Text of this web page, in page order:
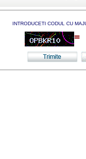
INTRODUCETI CODUL CU
=